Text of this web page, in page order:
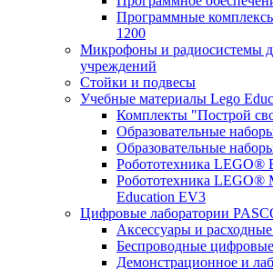
Программные
1200
Микрофоны и радиосистемы
учреждений
Стойки и подвесы
Учебные материалы Lego
Комплекты "Построй
Образовательные
Образовательные
Робототехника LEGO®
Робототехника
Education EV3
Цифровые лаборатории
Аксессуары и
Беспроводные
Демонстрационное и